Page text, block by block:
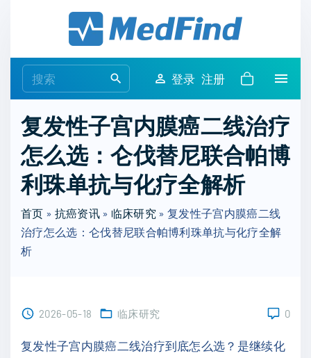
e
r
c
h
f
r
:
登录 注册
复发性子宫内膜癌二线治疗
怎么选：仑伐替尼联合帕博
利珠单抗与化疗全解析
首页 » 抗癌资讯» 临床研究 »复发性子宫内膜癌二线
治疗怎么选：仑伐替尼联合帕博利珠单抗与化疗全解
析
2026-05-18 临床研究 0
复发性子宫内膜癌二线治疗到底怎么选？是继续化